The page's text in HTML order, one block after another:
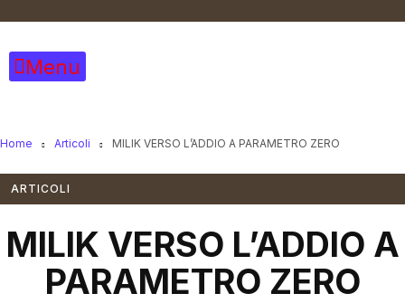
contenuto
Menu
Home Articoli MILIK VERSO L’ADDIO A PARAMETRO ZERO
ARTICOLI
MILIK VERSO L’ADDIO A
PARAMETRO ZERO